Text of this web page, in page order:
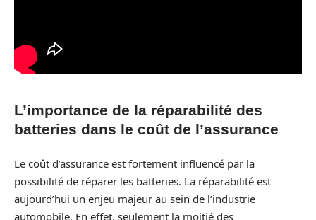
L’importance de la réparabilité des
batteries dans le coût de l’assurance
Le coût d’assurance est fortement influencé par la
possibilité de réparer les batteries. La réparabilité est
aujourd’hui un enjeu majeur au sein de l’industrie
automobile. En effet, seulement la moitié des